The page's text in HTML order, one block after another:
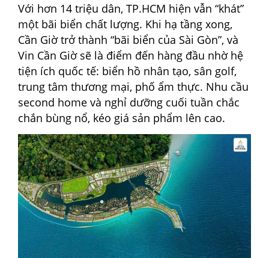
Với hơn 14 triệu dân, TP.HCM hiện vẫn “khát”
một bãi biển chất lượng. Khi hạ tầng xong,
Cần Giờ trở thành “bãi biển của Sài Gòn”, và
Vin Cần Giờ sẽ là điểm đến hàng đầu nhờ hệ
tiện ích quốc tế: biển hồ nhân tạo, sân golf,
trung tâm thương mại, phố ẩm thực. Nhu cầu
second home và nghỉ dưỡng cuối tuần chắc
chắn bùng nổ, kéo giá sản phẩm lên cao.